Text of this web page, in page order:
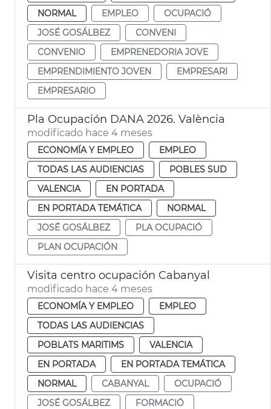
NORMAL
EMPLEO
OCUPACIÓ
JOSÉ GOSÁLBEZ
CONVENI
CONVENIO
EMPRENEDORIA JOVE
EMPRENDIMIENTO JOVEN
EMPRESARI
EMPRESARIO
Pla Ocupación DANA 2026. València
modificado hace 4 meses
ECONOMÍA Y EMPLEO
EMPLEO
TODAS LAS AUDIENCIAS
POBLES SUD
VALENCIA
EN PORTADA
EN PORTADA TEMÁTICA
NORMAL
JOSÉ GOSÁLBEZ
PLA OCUPACIÓ
PLAN OCUPACIÓN
Visita centro ocupación Cabanyal
modificado hace 4 meses
ECONOMÍA Y EMPLEO
EMPLEO
TODAS LAS AUDIENCIAS
POBLATS MARITIMS
VALENCIA
EN PORTADA
EN PORTADA TEMÁTICA
NORMAL
CABANYAL
OCUPACIÓ
JOSÉ GOSÁLBEZ
FORMACIÓ